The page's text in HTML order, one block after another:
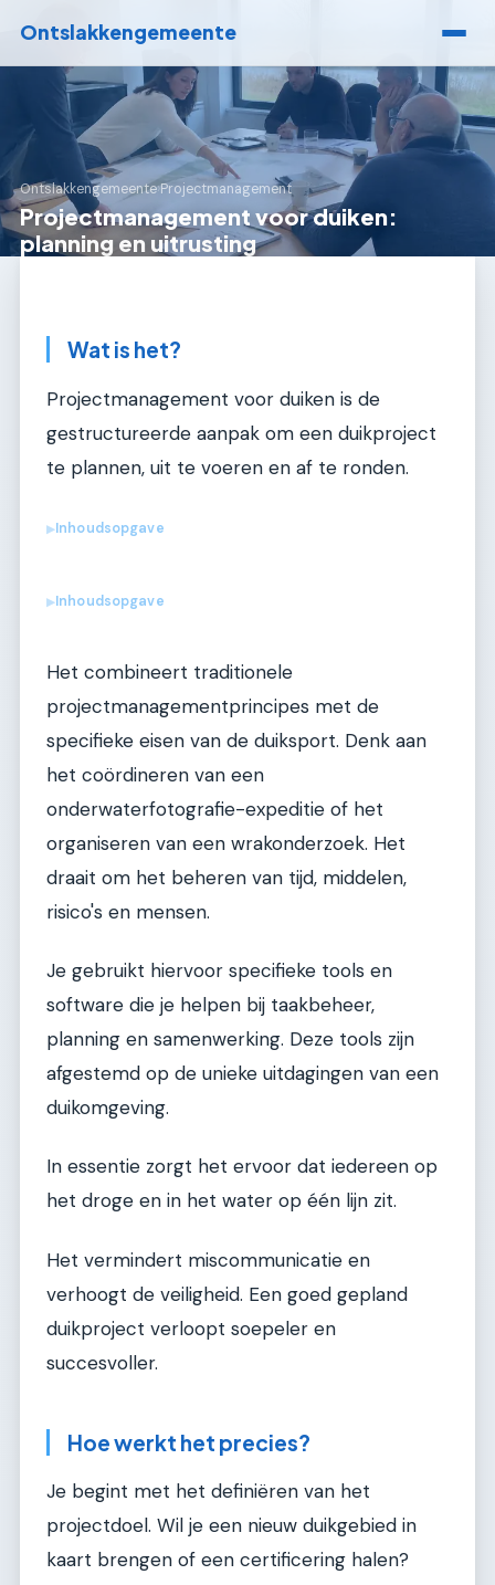
Ontslakkengemeente
Ontslakkengemeente›Projectmanagement
Projectmanagement voor duiken:
planning en uitrusting
Wat is het?
Projectmanagement voor duiken is de
gestructureerde aanpak om een duikproject
te plannen, uit te voeren en af te ronden.
▶Inhoudsopgave
▶Inhoudsopgave
Het combineert traditionele
projectmanagementprincipes met de
specifieke eisen van de duiksport. Denk aan
het coördineren van een
onderwaterfotografie-expeditie of het
organiseren van een wrakonderzoek. Het
draait om het beheren van tijd, middelen,
risico's en mensen.
Je gebruikt hiervoor specifieke tools en
software die je helpen bij taakbeheer,
planning en samenwerking. Deze tools zijn
afgestemd op de unieke uitdagingen van een
duikomgeving.
In essentie zorgt het ervoor dat iedereen op
het droge en in het water op één lijn zit.
Het vermindert miscommunicatie en
verhoogt de veiligheid. Een goed gepland
duikproject verloopt soepeler en
succesvoller.
Hoe werkt het precies?
Je begint met het definiëren van het
projectdoel. Wil je een nieuw duikgebied in
kaart brengen of een certificering halen?